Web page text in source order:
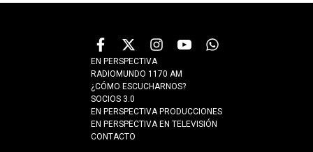
EN PERSPECTIVA
RADIOMUNDO 1170 AM
¿CÓMO ESCUCHARNOS?
SOCIOS 3.0
EN PERSPECTIVA PRODUCCIONES
EN PERSPECTIVA EN TELEVISIÓN
CONTACTO